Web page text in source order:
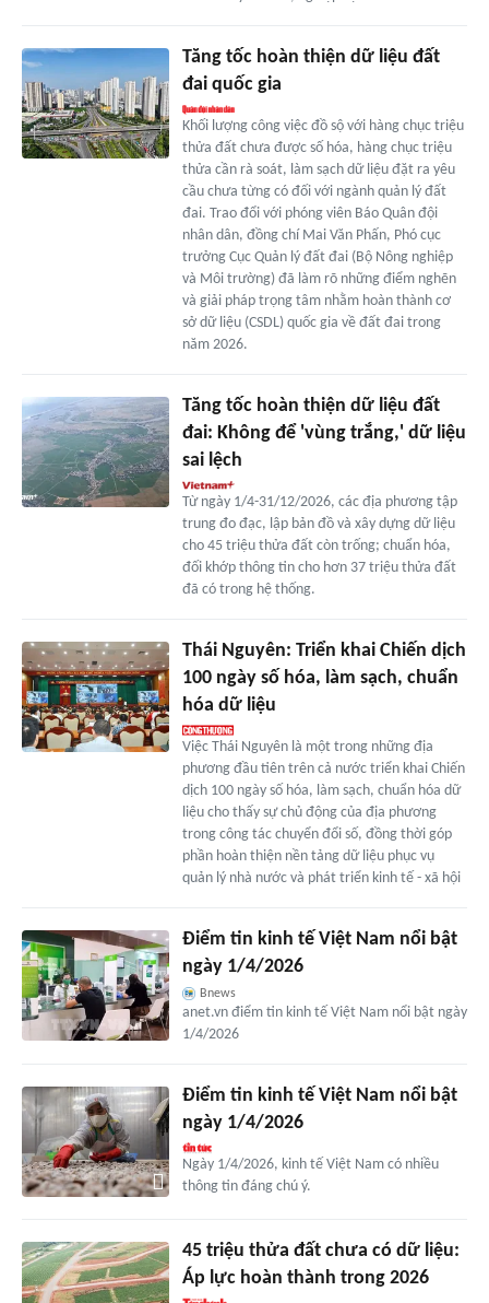
Tăng tốc hoàn thiện dữ liệu đất
đai quốc gia
Khối lượng công việc đồ sộ với hàng chục triệu
thửa đất chưa được số hóa, hàng chục triệu
thửa cần rà soát, làm sạch dữ liệu đặt ra yêu
cầu chưa từng có đối với ngành quản lý đất
đai. Trao đổi với phóng viên Báo Quân đội
nhân dân, đồng chí Mai Văn Phấn, Phó cục
trưởng Cục Quản lý đất đai (Bộ Nông nghiệp
và Môi trường) đã làm rõ những điểm nghẽn
và giải pháp trọng tâm nhằm hoàn thành cơ
sở dữ liệu (CSDL) quốc gia về đất đai trong
năm 2026.
Tăng tốc hoàn thiện dữ liệu đất
đai: Không để 'vùng trắng,' dữ liệu
sai lệch
Từ ngày 1/4-31/12/2026, các địa phương tập
trung đo đạc, lập bản đồ và xây dựng dữ liệu
cho 45 triệu thửa đất còn trống; chuẩn hóa,
đối khớp thông tin cho hơn 37 triệu thửa đất
đã có trong hệ thống.
Thái Nguyên: Triển khai Chiến dịch
100 ngày số hóa, làm sạch, chuẩn
hóa dữ liệu
Việc Thái Nguyên là một trong những địa
phương đầu tiên trên cả nước triển khai Chiến
dịch 100 ngày số hóa, làm sạch, chuẩn hóa dữ
liệu cho thấy sự chủ động của địa phương
trong công tác chuyển đổi số, đồng thời góp
phần hoàn thiện nền tảng dữ liệu phục vụ
quản lý nhà nước và phát triển kinh tế - xã hội
Điểm tin kinh tế Việt Nam nổi bật
ngày 1/4/2026
Bnews
anet.vn điểm tin kinh tế Việt Nam nổi bật ngày
1/4/2026
Điểm tin kinh tế Việt Nam nổi bật
ngày 1/4/2026
Ngày 1/4/2026, kinh tế Việt Nam có nhiều
thông tin đáng chú ý.
45 triệu thửa đất chưa có dữ liệu:
Áp lực hoàn thành trong 2026